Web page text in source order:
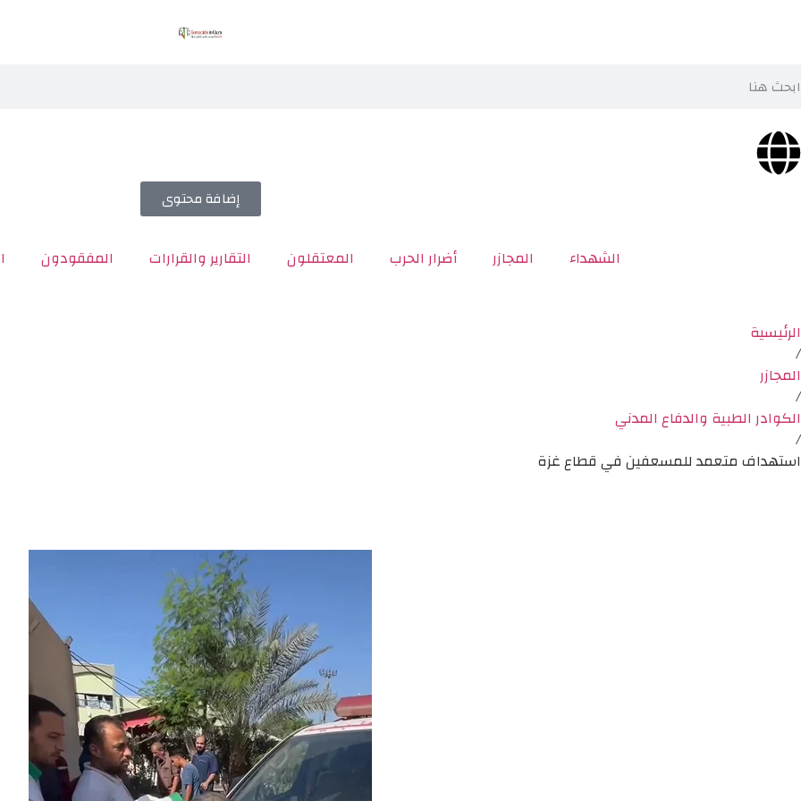
إضافة محتوى
الشهداء المجازر أضرار الحرب المعتقلون التقارير والقرارات المفقودون
الرئيسية
/
المجازر
/
الكوادر الطبية والدفاع المدني
/
استهداف متعمد للمسعفين في قطاع غزة